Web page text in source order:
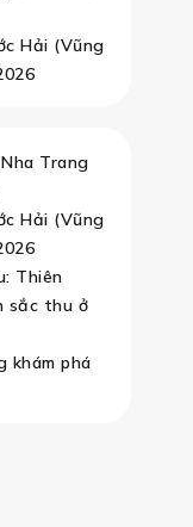
Hải (Vũng
Trang
Hải (Vũng
Thiên
sắc thu ở
khám phá